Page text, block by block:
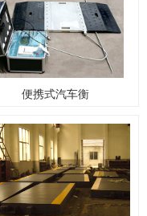
便携式汽车衡